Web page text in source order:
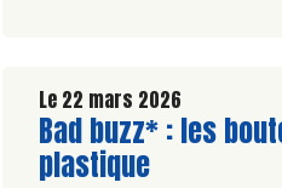
Le 22 mars 2026
Lire la suite de
Bad buzz* : les
plastique